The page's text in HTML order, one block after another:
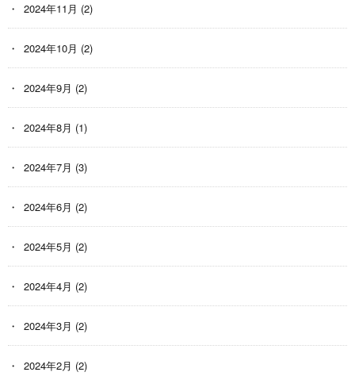
2024年11月 (2)
2024年10月 (2)
2024年9月 (2)
2024年8月 (1)
2024年7月 (3)
2024年6月 (2)
2024年5月 (2)
2024年4月 (2)
2024年3月 (2)
2024年2月 (2)